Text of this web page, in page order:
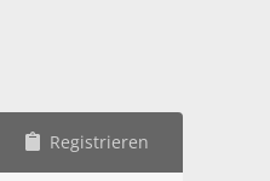
Registrieren